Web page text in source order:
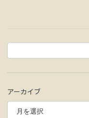
アーカイブ